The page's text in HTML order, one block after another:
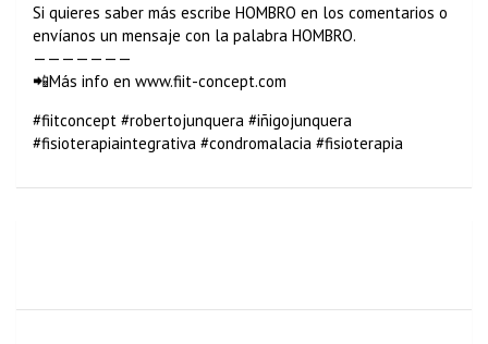
Si quieres saber más escribe HOMBRO en los comentarios o
envíanos un mensaje con la palabra HOMBRO.
———————
📲Más info en www.fiit-concept.com
#fiitconcept #robertojunquera #iñigojunquera
#fisioterapiaintegrativa #condromalacia #fisioterapia